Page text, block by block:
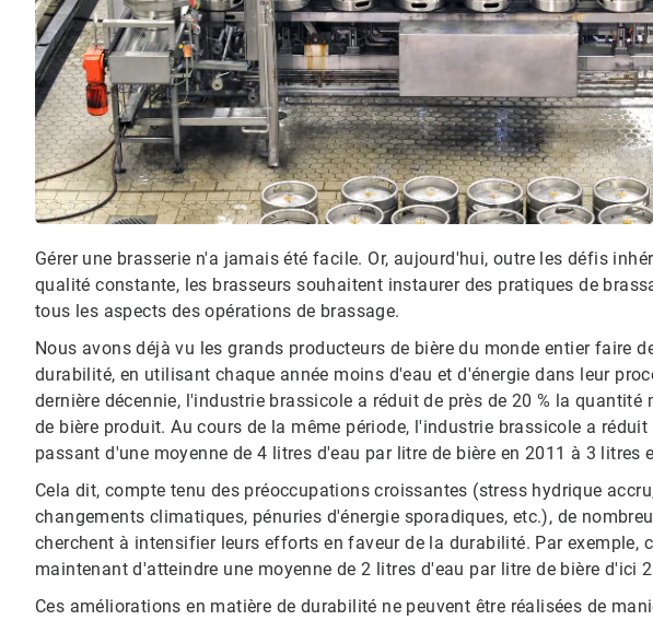
Gérer une brasserie n'a jamais été facile. Or, aujourd'hui, outre les défis
qualité constante, les brasseurs souhaitent instaurer des pratiques de
tous les aspects des opérations de brassage.
Nous avons déjà vu les grands producteurs de bière du monde entier faire
durabilité, en utilisant chaque année moins d'eau et d'énergie dans leur
dernière décennie, l'industrie brassicole a réduit de près de 20 % la
de bière produit.​​​​​​​ Au cours de la même période, l'industrie brassicole a
passant d'une moyenne de 4 litres d'eau par litre de bière en 2011 à 3 litres
Cela dit, compte tenu des préoccupations croissantes (stress hydrique
changements climatiques, pénuries d'énergie sporadiques, etc.), de
cherchent à intensifier leurs efforts en faveur de la durabilité. Par exemple,
maintenant d'atteindre une moyenne de 2 litres d'eau par litre de bière d'ici
Ces améliorations en matière de durabilité ne peuvent être réalisées de